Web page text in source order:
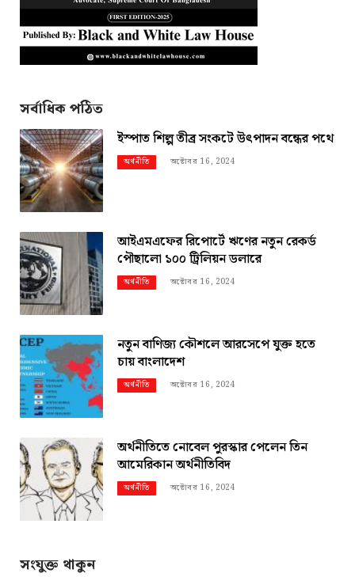
সর্বাধিক পঠিত
ইস্পাত শিল্প তীব্র সংকটে উৎপাদন বন্ধের পথে
অর্থনীতি অক্টোবর 16, 2024
আইএমএফের রিপোর্টে ঋণের নতুন রেকর্ড
পৌছালো ১০০ ট্রিলিয়ন ডলারে
অর্থনীতি অক্টোবর 16, 2024
নতুন বাণিজ্য কৌশলে আরসেপে যুক্ত হতে
চায় বাংলাদেশ
অর্থনীতি অক্টোবর 16, 2024
অর্থনীতিতে নোবেল পুরস্কার পেলেন তিন
আমেরিকান অর্থনীতিবিদ
অর্থনীতি অক্টোবর 16, 2024
সংযুক্ত থাকুন